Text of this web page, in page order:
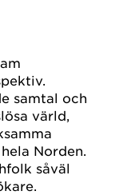
samtal och
värld,
Norden.
såväl